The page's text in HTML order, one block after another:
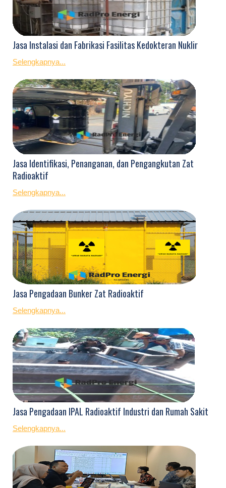
Jasa Instalasi dan Fabrikasi Fasilitas Kedokteran Nuklir
Selengkapnya...
Jasa Identifikasi, Penanganan, dan Pengangkutan Zat
Radioaktif
Selengkapnya...
Jasa Pengadaan Bunker Zat Radioaktif
Selengkapnya...
Jasa Pengadaan IPAL Radioaktif Industri dan Rumah Sakit
Selengkapnya...